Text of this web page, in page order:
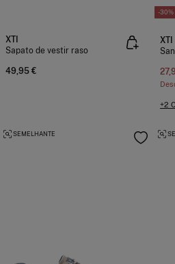
XTI
Sapato de vestir raso
49,95 €
-30%
XTI
+2
SEMELHANTE